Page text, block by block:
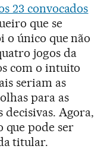
23 convocados
que se
o único que não
jogos da
com o intuito
seriam as
para as
Agora,
que pode ser
titular.